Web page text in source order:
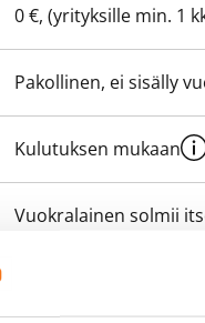
0 €, (yrityksille min. 1
Pakollinen, ei sisälly
Kulutuksen mukaan
Vuokralainen solmii
hankkia lisänopeutta